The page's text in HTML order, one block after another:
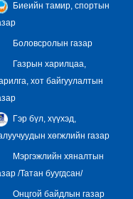
Биеийн тамир, спортын
Боловсролын газар
Газрын харилцаа,
хот байгуулалтын
Гэр бүл, хүүхэд,
хөгжлийн газар
Мэргэжлийн хяналтын
/Татан буугдсан/
Онцгой байдлын газар